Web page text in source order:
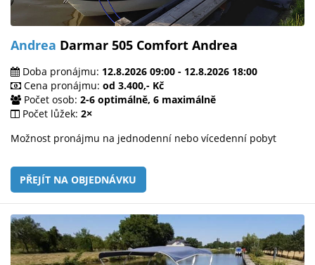
Andrea Darmar 505 Comfort Andrea
Doba pronájmu: 12.8.2026 09:00 - 12.8.2026 18:00
Cena pronájmu: od 3.400,- Kč
Počet osob: 2-6 optimálně, 6 maximálně
Počet lůžek: 2×
Možnost pronájmu na jednodenní nebo vícedenní pobyt
PŘEJÍT NA OBJEDNÁVKU